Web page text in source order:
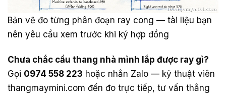
Bản vẽ đo từng phân đoạn ray cong — tài liệu bạn
nên yêu cầu xem trước khi ký hợp đồng
Chưa chắc cầu thang nhà mình lắp được ray gì?
Gọi 0974 558 223 hoặc nhắn Zalo — kỹ thuật viên
thangmaymini.com đến đo trực tiếp, tư vấn thẳng